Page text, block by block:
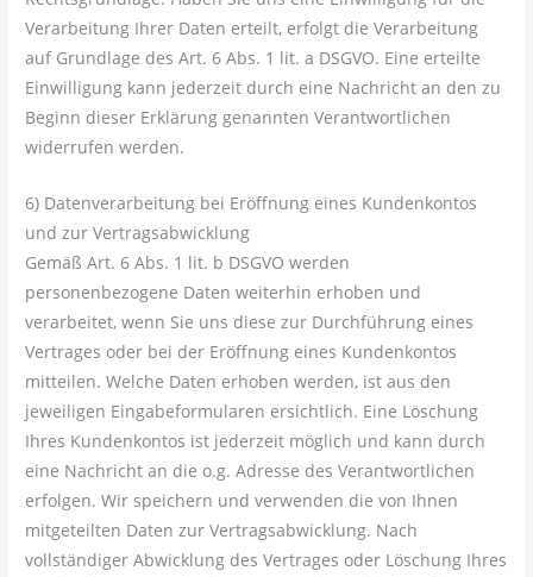
Verarbeitung Ihrer Daten erteilt, erfolgt die Verarbeitung
auf Grundlage des Art. 6 Abs. 1 lit. a DSGVO. Eine erteilte
Einwilligung kann jederzeit durch eine Nachricht an den zu
Beginn dieser Erklärung genannten Verantwortlichen
widerrufen werden.
6) Datenverarbeitung bei Eröffnung eines Kundenkontos
und zur Vertragsabwicklung
Gemäß Art. 6 Abs. 1 lit. b DSGVO werden
personenbezogene Daten weiterhin erhoben und
verarbeitet, wenn Sie uns diese zur Durchführung eines
Vertrages oder bei der Eröffnung eines Kundenkontos
mitteilen. Welche Daten erhoben werden, ist aus den
jeweiligen Eingabeformularen ersichtlich. Eine Löschung
Ihres Kundenkontos ist jederzeit möglich und kann durch
eine Nachricht an die o.g. Adresse des Verantwortlichen
erfolgen. Wir speichern und verwenden die von Ihnen
mitgeteilten Daten zur Vertragsabwicklung. Nach
vollständiger Abwicklung des Vertrages oder Löschung Ihres